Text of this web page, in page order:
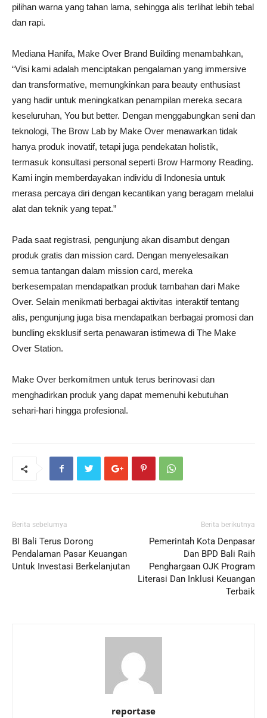
pilihan warna yang tahan lama, sehingga alis terlihat lebih tebal
dan rapi.
Mediana Hanifa, Make Over Brand Building menambahkan,
“Visi kami adalah menciptakan pengalaman yang immersive
dan transformative, memungkinkan para beauty enthusiast
yang hadir untuk meningkatkan penampilan mereka secara
keseluruhan, You but better. Dengan menggabungkan seni dan
teknologi, The Brow Lab by Make Over menawarkan tidak
hanya produk inovatif, tetapi juga pendekatan holistik,
termasuk konsultasi personal seperti Brow Harmony Reading.
Kami ingin memberdayakan individu di Indonesia untuk
merasa percaya diri dengan kecantikan yang beragam melalui
alat dan teknik yang tepat.”
Pada saat registrasi, pengunjung akan disambut dengan
produk gratis dan mission card. Dengan menyelesaikan
semua tantangan dalam mission card, mereka
berkesempatan mendapatkan produk tambahan dari Make
Over. Selain menikmati berbagai aktivitas interaktif tentang
alis, pengunjung juga bisa mendapatkan berbagai promosi dan
bundling eksklusif serta penawaran istimewa di The Make
Over Station.
Make Over berkomitmen untuk terus berinovasi dan
menghadirkan produk yang dapat memenuhi kebutuhan
sehari-hari hingga profesional.
Berita sebelumya
BI Bali Terus Dorong
Pendalaman Pasar Keuangan
Untuk Investasi Berkelanjutan
Berita berikutnya
Pemerintah Kota Denpasar
Dan BPD Bali Raih
Penghargaan OJK Program
Literasi Dan Inklusi Keuangan
Terbaik
reportase